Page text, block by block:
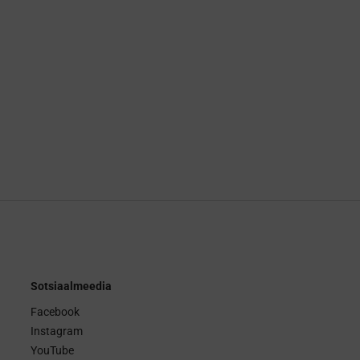
Sotsiaalmeedia
Facebook
Instagram
YouTube